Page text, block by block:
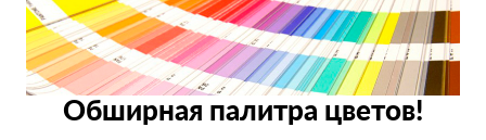
Обширная палитра цветов!